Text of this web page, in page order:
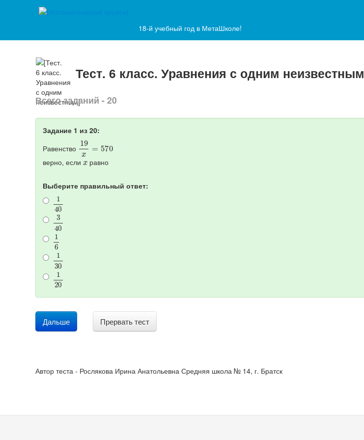
18-й учебный год в МетаШколе!
Тест. 6 класс. Уравнения с одним неизвестным
Всего заданий - 20
Задание 1 из 20:
Равенство 19x 570
верно, если x равно
Выберите правильный ответ:
40
340
1
30
20
Дальше Прервать тест
Автор теста - Рослякова Ирина Анатольевна Средняя школа № 14, г. Братск